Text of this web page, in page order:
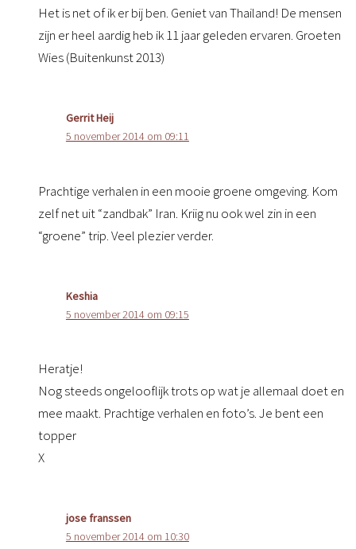
Het is net of ik er bij ben. Geniet van Thailand! De mensen
zijn er heel aardig heb ik 11 jaar geleden ervaren. Groeten
Wies (Buitenkunst 2013)
Gerrit Heij
5 november 2014 om 09:11
Prachtige verhalen in een mooie groene omgeving. Kom
zelf net uit “zandbak” Iran. Kriig nu ook wel zin in een
“groene” trip. Veel plezier verder.
Keshia
5 november 2014 om 09:15
Heratje!
Nog steeds ongelooflijk trots op wat je allemaal doet en
mee maakt. Prachtige verhalen en foto’s. Je bent een
topper
X
jose franssen
5 november 2014 om 10:30